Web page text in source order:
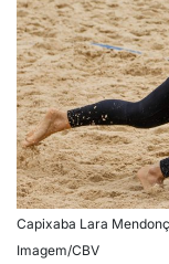
Capixaba Lara
Imagem/CBV